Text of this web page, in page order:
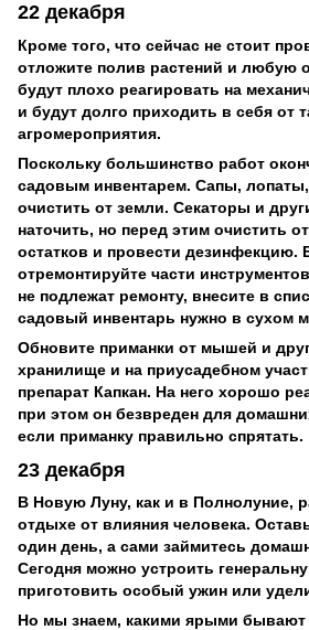
22 декабря
Кроме того, что сейчас не стоит
отложите полив растений и любую
будут плохо реагировать на
и будут долго приходить в себя от
агромероприятия.
Поскольку большинство работ
садовым инвентарем. Сапы,
очистить от земли. Секаторы и
наточить, но перед этим очистить
остатков и провести дезинфекцию.
отремонтируйте части
не подлежат ремонту, внесите в
садовый инвентарь нужно в сухом
Обновите приманки от мышей и
хранилище и на приусадебном
препарат Капкан. На него хорошо
при этом он безвреден для
если приманку правильно спрятать.
23 декабря
В Новую Луну, как и в Полнолуние,
отдыхе от влияния человека.
один день, а сами займитесь
Сегодня можно устроить
приготовить особый ужин или
Но мы знаем, какими ярыми бывают